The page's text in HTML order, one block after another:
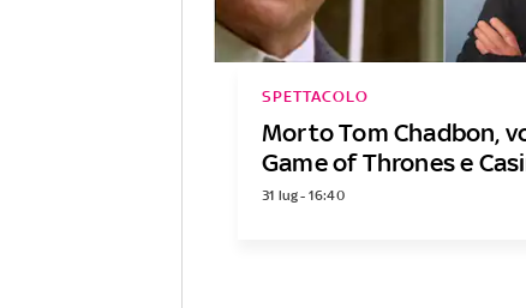
Morto Tom Chadbon,
Game of Thrones e
SPETTACOLO
31 lug - 16:40